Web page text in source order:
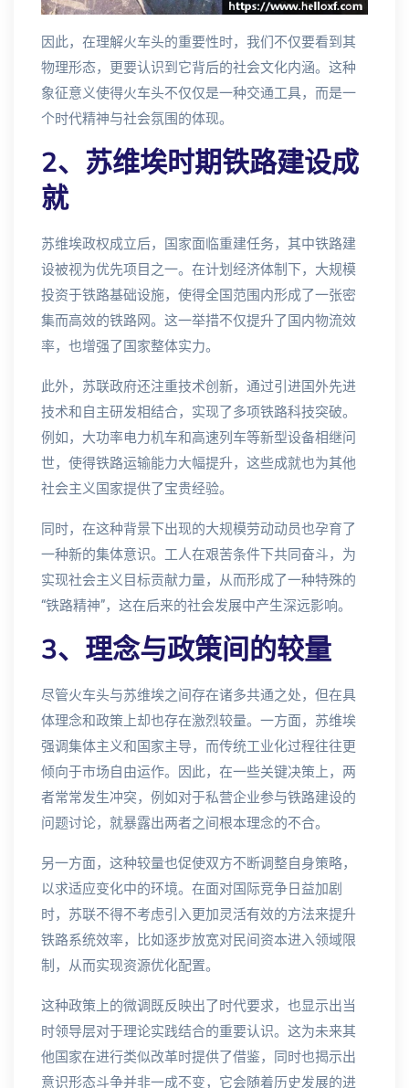
因此，在理解火车头的重要性时，我们不仅要看到其
物理形态，更要认识到它背后的社会文化内涵。这种
象征意义使得火车头不仅仅是一种交通工具，而是一
个时代精神与社会氛围的体现。
2、苏维埃时期铁路建设成
就
苏维埃政权成立后，国家面临重建任务，其中铁路建
设被视为优先项目之一。在计划经济体制下，大规模
投资于铁路基础设施，使得全国范围内形成了一张密
集而高效的铁路网。这一举措不仅提升了国内物流效
率，也增强了国家整体实力。
此外，苏联政府还注重技术创新，通过引进国外先进
技术和自主研发相结合，实现了多项铁路科技突破。
例如，大功率电力机车和高速列车等新型设备相继问
世，使得铁路运输能力大幅提升，这些成就也为其他
社会主义国家提供了宝贵经验。
同时，在这种背景下出现的大规模劳动动员也孕育了
一种新的集体意识。工人在艰苦条件下共同奋斗，为
实现社会主义目标贡献力量，从而形成了一种特殊的
“铁路精神”，这在后来的社会发展中产生深远影响。
3、理念与政策间的较量
尽管火车头与苏维埃之间存在诸多共通之处，但在具
体理念和政策上却也存在激烈较量。一方面，苏维埃
强调集体主义和国家主导，而传统工业化过程往往更
倾向于市场自由运作。因此，在一些关键决策上，两
者常常发生冲突，例如对于私营企业参与铁路建设的
问题讨论，就暴露出两者之间根本理念的不合。
另一方面，这种较量也促使双方不断调整自身策略，
以求适应变化中的环境。在面对国际竞争日益加剧
时，苏联不得不考虑引入更加灵活有效的方法来提升
铁路系统效率，比如逐步放宽对民间资本进入领域限
制，从而实现资源优化配置。
这种政策上的微调既反映出了时代要求，也显示出当
时领导层对于理论实践结合的重要认识。这为未来其
他国家在进行类似改革时提供了借鉴，同时也揭示出
意识形态斗争并非一成不变，它会随着历史发展的进